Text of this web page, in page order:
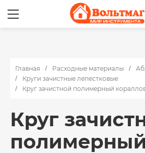
Главная Расходные материалы
Круги зачистные лепестковые
Круг зачистной полимерный
Круг